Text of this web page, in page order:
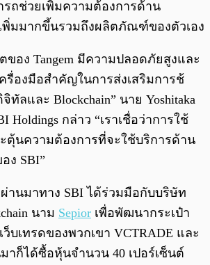
รถช่วยเพิ่มความต้องการด้าน
มมากขึ้นรวมถึงผลิตภัณฑ์ของตัวเอง
ของ Tangem มีความปลอดภัยสูงและ
รื่องมือสำคัญในการส่งเสริมการช้
ลและ Blockchain” นาย Yoshitaka
Holdings กล่าว “เราเชื่อว่าการใช้
ะตุ้นความต้องการที่จะใช้บริการด้าน
ง SBI”
านมาทาง SBI ได้ร่วมมือกับบริษัท
นาม Sepior เพื่อพัฒนากระเป๋า
บเทรดของพวกเขา VCTRADE และ
าก็ได้ซื้อหุ้นจำนวน 40 เปอร์เซ็นต์